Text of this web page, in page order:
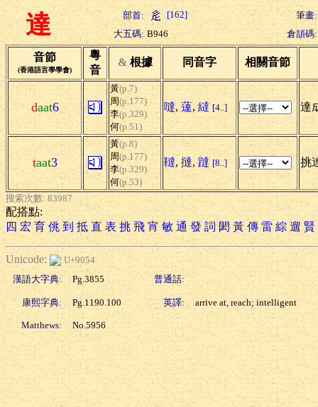
達 部首: [162]
筆畫:
大五碼: B946 倉頡碼:
音節
(香港語言學學會)
粵
音
& 根據 同音字 相關音節
daat6
黃(p.7)
周(p.177)
李(p.329)
何(p.51)
噠, 薘, 繨 [4..] 達
taat3
黃(p.8)
周(p.177)
李(p.329)
何(p.53)
韃, 撻, 躂 [8..] 挑
搜索次數: 83987
配搭點:
四 宏 育 佻 到 抵 直 表 挑 飛 宵 敏 通 發 詞 閎 黃 傳 雷 綜 遛 賢
Unicode:
U+9054
漢語大字典:
Pg.3855 普通話:
康熙字典: Pg.1190.100 英譯: arrive at, reach; intelligent
Matthews: No.5956